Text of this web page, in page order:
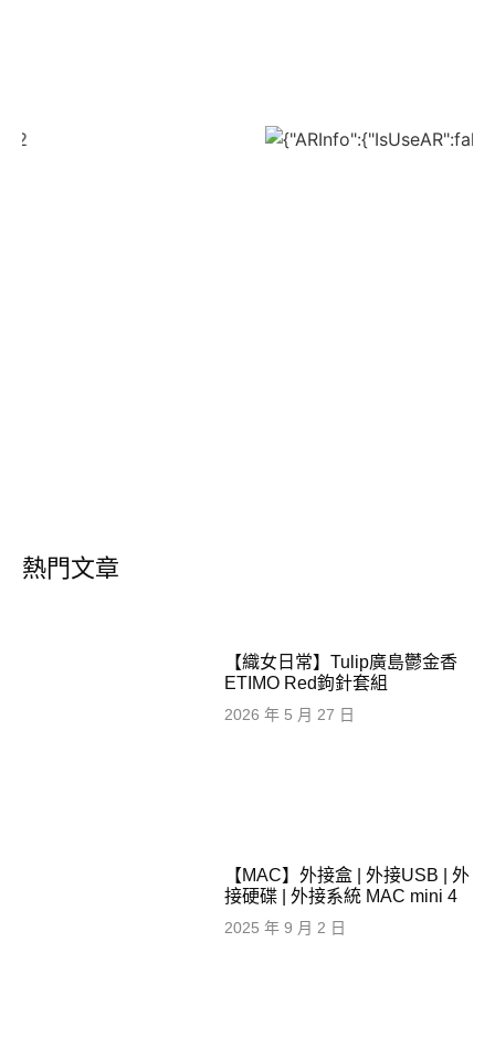
熱門文章
【織女日常】Tulip廣島鬱金香
ETIMO Red鉤針套組
2026 年 5 月 27 日
【MAC】外接盒 | 外接USB | 外
接硬碟 | 外接系統 MAC mini 4
2025 年 9 月 2 日